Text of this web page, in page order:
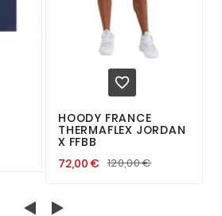

HOODY FRANCE
THERMAFLEX JORDAN
X FFBB
72,00 € 120,00 €